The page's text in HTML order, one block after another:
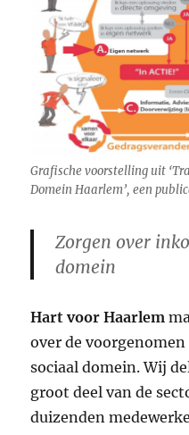
Grafische voorstelling uit
Domein Haarlem’, een
Zorgen over
domein
Hart voor Haarlem
over de
sociaal domein. Wij
groot deel van de
duizenden